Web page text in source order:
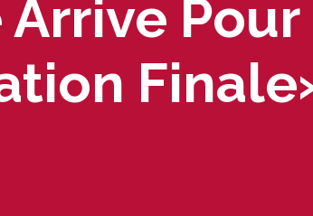
Pour